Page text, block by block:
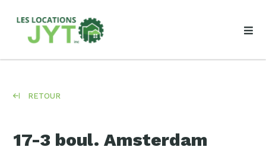
RETOUR
17-3 boul. Amsterdam